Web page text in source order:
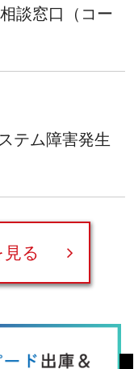
談窓口（コー
テム障害発生
る